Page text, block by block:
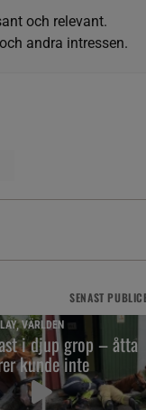
och relevant.
andra intressen.
SENAST
VÄRLDEN
i djup grop – åtta
kunde inte